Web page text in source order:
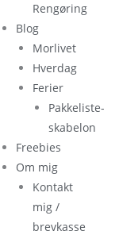
Rengøring
Blog
Morlivet
Hverdag
Ferier
Pakkeliste-
skabelon
Freebies
Om mig
Kontakt
mig /
brevkasse